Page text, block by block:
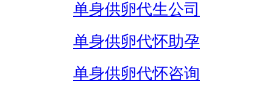
单身供卵代生公司
单身供卵代怀助孕
单身供卵代怀咨询